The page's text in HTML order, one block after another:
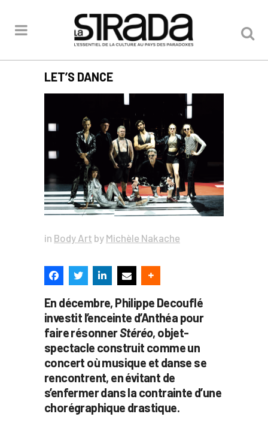
LET’S DANCE
in Body Art by Michèle Nakache
En décembre, Philippe Decouflé
investit l’enceinte d’Anthéa pour
faire résonnerStéréo, objet-
spectacle construit comme un
concert où musique et danse se
rencontrent, en évitant de
s’enfermer dans la contrainte d’une
chorégraphique drastique.